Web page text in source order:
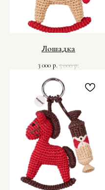
Лошадка
3 000 р. 5 000 р.